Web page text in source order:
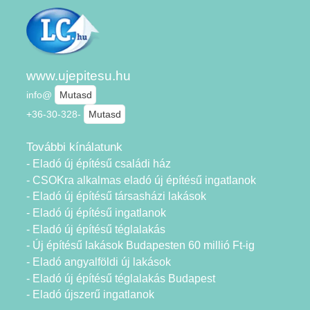
www.ujepitesu.hu
info@
Mutasd
+36-30-328-
Mutasd
További kínálatunk
- Eladó új építésű családi ház
- CSOKra alkalmas eladó új építésű ingatlanok
- Eladó új építésű társasházi lakások
- Eladó új építésű ingatlanok
- Eladó új építésű téglalakás
- Új építésű lakások Budapesten 60 millió Ft-ig
- Eladó angyalföldi új lakások
- Eladó új építésű téglalakás Budapest
- Eladó újszerű ingatlanok